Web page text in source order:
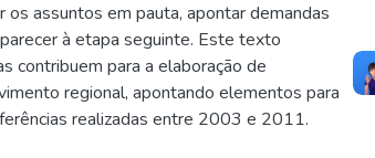
assuntos em pauta, apontar demandas
à etapa seguinte. Este texto
contribuem para a elaboração de
regional, apontando elementos para
realizadas entre 2003 e 2011.